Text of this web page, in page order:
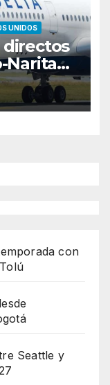
UNIDOS
directos
Narita
con
Seattle y